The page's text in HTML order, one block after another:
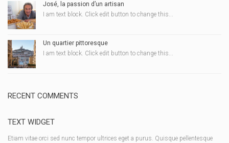
José, la passion d’un artisan
I am text block. Click edit button to change this...
Un quartier pittoresque
I am text block. Click edit button to change this...
RECENT COMMENTS
TEXT WIDGET
Etiam vitae orci sed nunc tempor ultrices eget a purus. Quisque pellentesque